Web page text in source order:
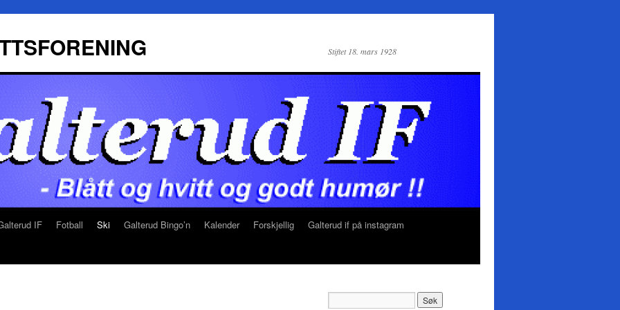
Stiftet 18. mars 1928
IF Fotball Ski Galterud Bingo’n Kalender Forskjellig
Galterud if på instagram